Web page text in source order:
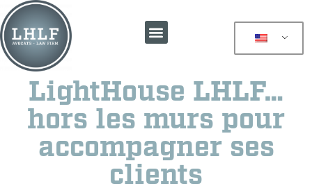
LightHouse LHLF…
hors les murs pour
accompagner ses
clients